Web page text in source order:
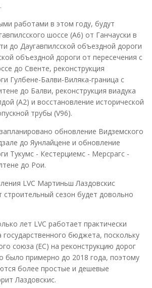
работами в этом году, будут
шоссе (A6) от Ганчауски в
до Даугавпилсской объездной дороги
объездной дороги от пересечения с
до Свенте, реконструкция
Гулбене-Балви-Виляка-граница с
до Балви, реконструкция виадука
(A2) и восстановление исторической
трубы (V96).
обновление Видземского
до Яунлайцене и обновление
Тукумс - Кестерциемс - Мерсрагс -
до Рои.
LVC Мартиньш Лаздовскис
строительный сезон будет довольно
лет LVC работает практически
государственного бюджета, поскольку
союза (ЕС) на реконструкцию дорог
было примерно до 2018 года, поэтому
более простые и дешевые
Лаздовскис.